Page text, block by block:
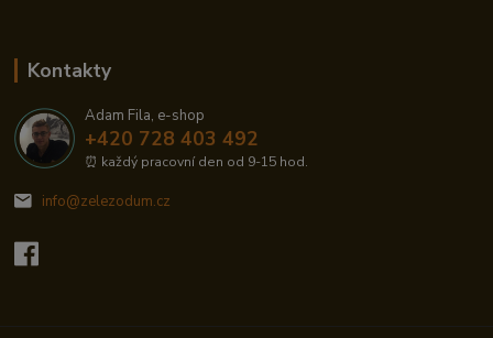
Kontakty
Adam Fila, e-shop
+420 728 403 492
⏰ každý pracovní den od 9-15 hod.
info@zelezodum.cz